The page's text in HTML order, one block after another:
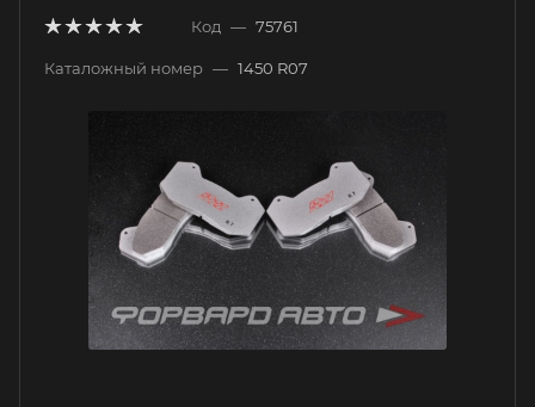
Код — 75761
Каталожный номер — 1450 R07